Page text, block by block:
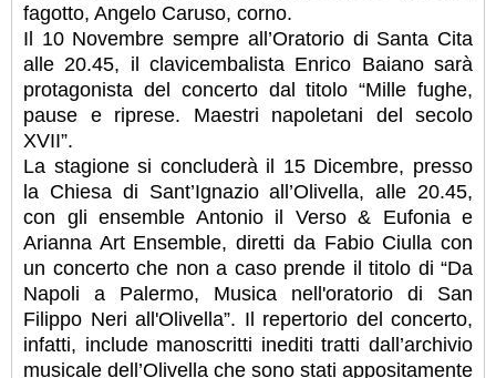
fagotto, Angelo Caruso, corno.
Il 10 Novembre sempre all’Oratorio di Santa Cita
alle 20.45, il clavicembalista Enrico Baiano sarà
protagonista del concerto dal titolo “Mille fughe,
pause e riprese. Maestri napoletani del secolo
XVII”.
La stagione si concluderà il 15 Dicembre, presso
la Chiesa di Sant’Ignazio all’Olivella, alle 20.45,
con gli ensemble Antonio il Verso & Eufonia e
Arianna Art Ensemble, diretti da Fabio Ciulla con
un concerto che non a caso prende il titolo di “Da
Napoli a Palermo, Musica nell'oratorio di San
Filippo Neri all'Olivella”. Il repertorio del concerto,
infatti, include manoscritti inediti tratti dall’archivio
musicale dell’Olivella che sono stati appositamente